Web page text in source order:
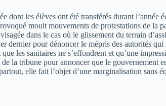
dont les élèves ont été transférés durant
moult mouvements de protestations de la
dans le cas où le glissement du terrain
dernier pour dénoncer le mépris des autorités
les sanitaires ne s’effondrent et qu’une
la tribune pour annoncer que le gouvernement
elle fait l’objet d’une marginalisation sans